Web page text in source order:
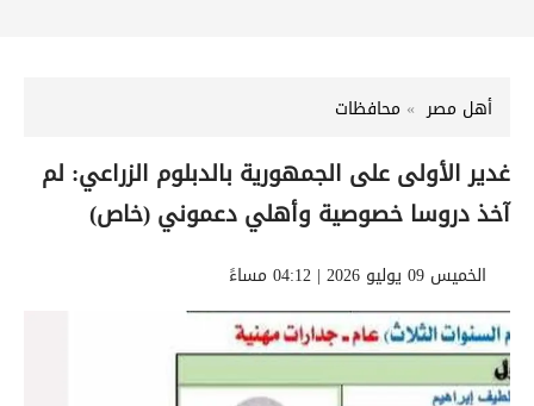
أهل مصر محافظات
غدير الأولى على الجمهورية بالدبلوم الزراعي: لم
آخذ دروسا خصوصية وأهلي دعموني (خاص)
الخميس 09 يوليو 2026 | 04:12 مساءً